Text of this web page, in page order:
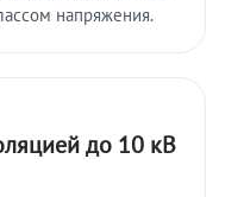
напряжения.
до 10 кВ